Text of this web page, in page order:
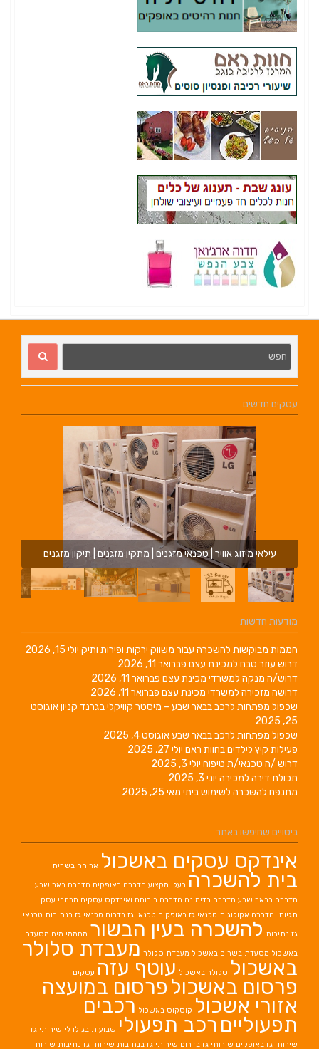
עסקים חדשים
עילאי מיזוג אוויר | טכנאי מזגנים | מתקין מזגנים | תיקון מזגנים
מודעות חדשות
חממות מבוקשות להשכרה עבור משווק ירקות ופירות ותיק יולי 15, 2026
דרוש עוזר טבח למכינת עצם פברואר 11, 2026
דרוש/ה מנקה למשרדי מכינת עצם פברואר 11, 2026
דרושה מזכירה למשרדי מכינת עצם פברואר 11, 2026
שכפול מפתחות לרכב בבאר שבע – מיסטר קוויקלי בגרנד קניוןאוגוסט
25, 2025
שכפול מפתחות לרכב בבאר שבעאוגוסט 4, 2025
פעילות קיץ לילדים בחוות ראם יולי 27, 2025
דרוש /ה טכנאי/ת טיפוח יולי 3, 2025
תכולת דירה למכירה יוני 3, 2025
מתנפח להשכרה לשימוש ביתי מאי 25, 2025
ביטויים שחיפשו באתר
אינדקס עסקים באשכול ארוחה בשרית
בית להשכרה בעלי מקצוע הדברה באופקים הדברה באר שבע
הדברה בבאר שבע הדברה בדימונה הדברה בירוחם ואינדקס עסקים מרחבי עסק
תגיות: הדברה אקולוגית טכנאי גז באופקים טכנאי גז בדרום טכנאי גז בנתיבות טכנאי
גז נתיבות להשכרה בעין הבשור מחממי מים מסעדה
באשכול מסעדת בשרים באשכול מעבדת סלולר מעבדת סלולר
באשכול סלולר באשכול עוטף עזה עסקים
פרסום באשכול פרסום במועצה
אזורי אשכול קוסקוס באשכול רכבים
תפעוליים רכב תפעולי שבועות בגילו לי שירותי גז
שירותי גז באופקים שירותי גז בדרום שירותי גז בנתיבות שירותי גז נתיבות שירות